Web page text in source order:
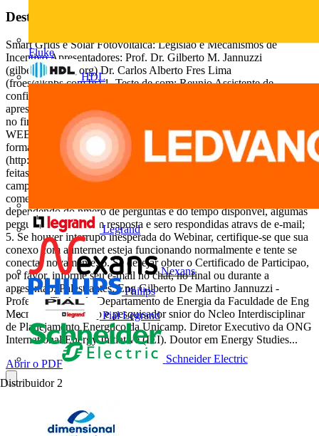
Fluke
HDL
Legrand
Nexans
Philips
Pial Legrand
Schneider Electric
Distribuidor 2
Deste documento
Smart Grids e Solar Fotovoltaica: Legislao e Mecanismos de
Incentivo Apresentadores: Prof. Dr. Gilberto M. Jannuzzi
(gilberto@iei-la.org) Dr. Carlos Alberto Fres Lima
(froes@knbs.com.br) 1. Teste de som: Reunio Assistente de
configurao de udio Sigam as instrues. 3. Digitem aqui 2. Espao para
apresentao pessoal , eventuais perguntas e/ou comentrios - respostas
no final da apresentao. PRINCIPAIS REGRAS DESTE
WEBINAR: 1. Esta apresentao ser gravada e disponibilizada, na
forma original e em pdf, na pgina do Leonardo Energy na Internet
(http://www.leonardo-energy.org.br); 2. As perguntas devero ser
feitas ao final da apresentao, unicamente por escrito, utilizando-se o
campo apropriado (Q&A); 3. O espao bate-papo destinado a
comentrios e apresentaes pessoais; 4. Pode acontecer que,
dependendo do nmero de perguntas e do tempo disponvel, algumas
perguntas fiquem sem resposta e sero respondidas atravs de e-mail;
5. Se houver interrupo inesperada do Webinar, certifique-se que sua
conexo com a internet esteja funcionando normalmente e tente se
conectar novamente; 6. Se desejar obter o Certificado de Participao,
por favor, informe seu e-mail no chat, no final ou durante a
apresentao. Palestrantes: Eng Gilberto De Martino Jannuzzi -
Professor Titular do Departamento de Energia da Faculdade de Eng
Mecnica da Unicamp e pesquisador snior do Ncleo Interdisciplinar
de Planejamento Energtico da Unicamp. Diretor Executivo da ONG
International Energy Initiative (IEI). Doutor em Energy Studies...
Abrir o PDF